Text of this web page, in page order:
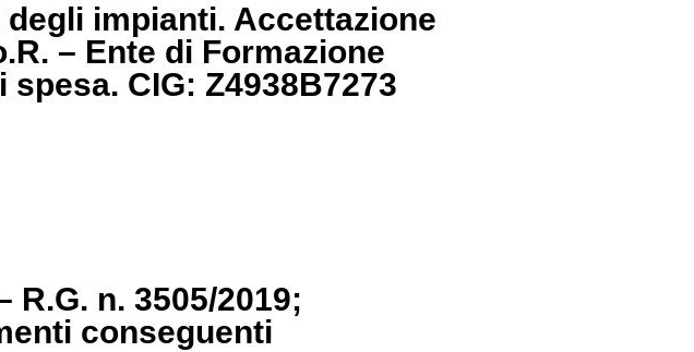
impianti. Accettazione
– Ente di Formazione
CIG: Z4938B7273
n. 3505/2019;
conseguenti